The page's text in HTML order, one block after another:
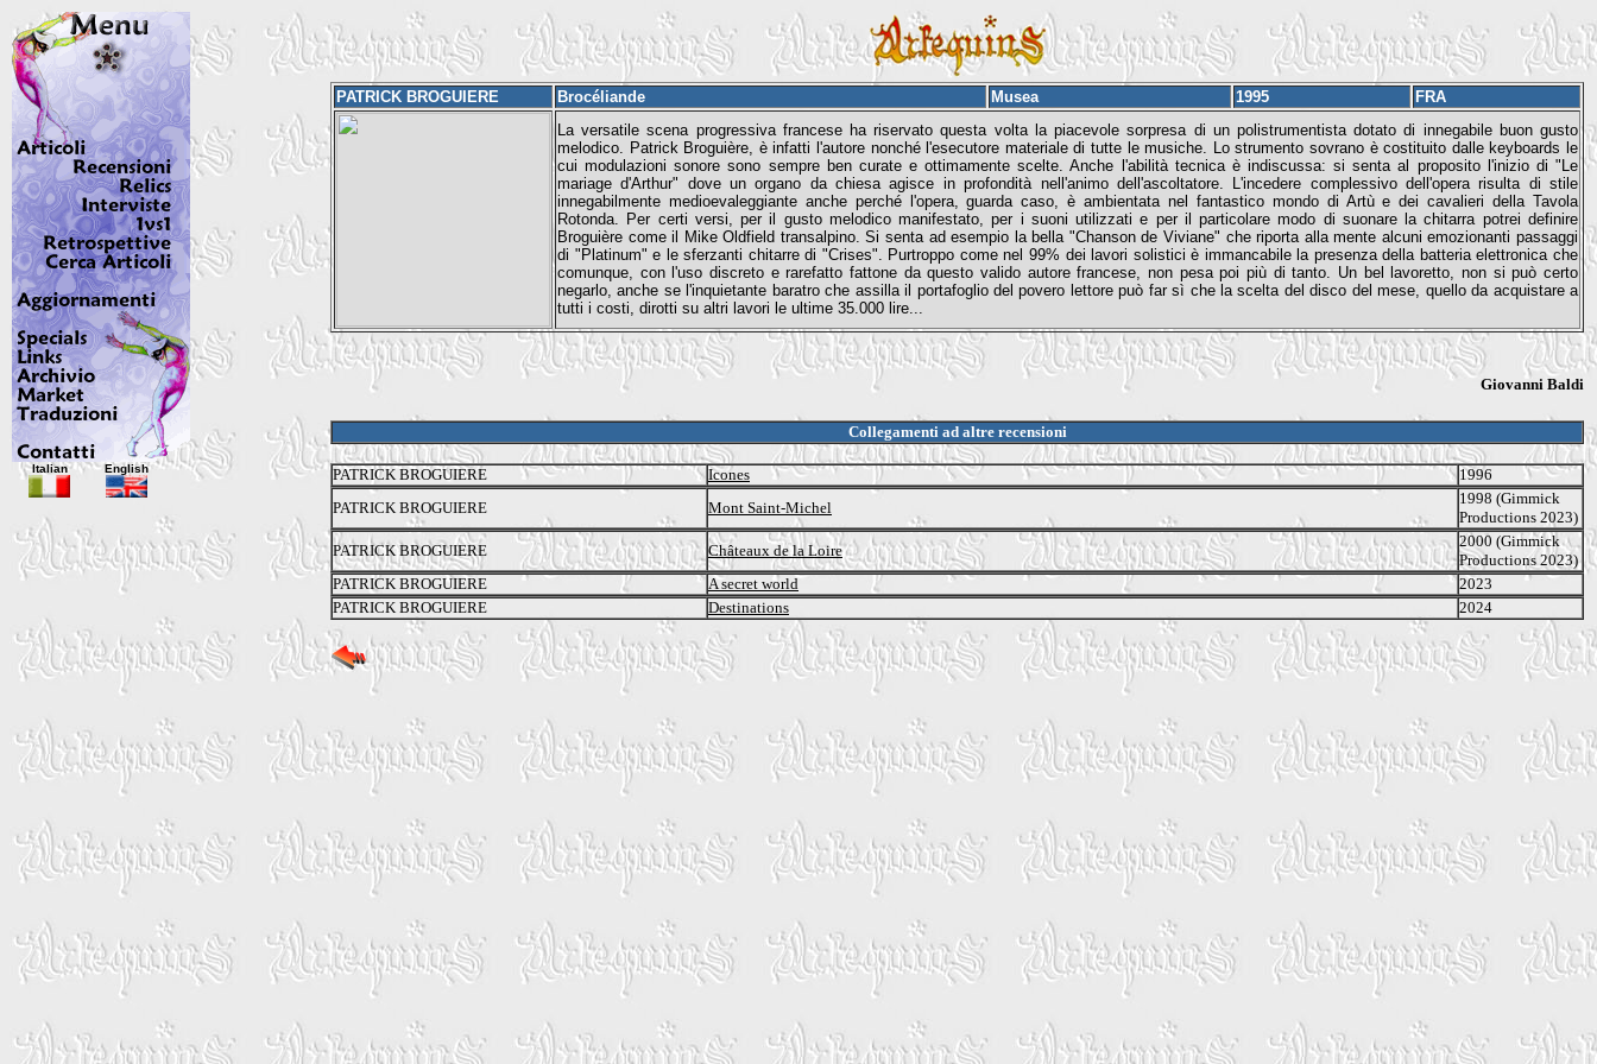
PATRICK BROGUIERE Brocéliande Musea 1995
FRA
La versatile scena progressiva francese ha riservato questa volta la piacevole sorpresa di un polistrumentista dotato di innegabile buon gusto
melodico. Patrick Broguière, è infatti l'autore nonché l'esecutore materiale di tutte le musiche. Lo strumento sovrano è costituito dalle keyboards le
cui modulazioni sonore sono sempre ben curate e ottimamente scelte. Anche l'abilità tecnica è indiscussa: si senta al proposito l'inizio di "Le
mariage d'Arthur" dove un organo da chiesa agisce in profondità nell'animo dell'ascoltatore. L'incedere complessivo dell'opera risulta di stile
innegabilmente medioevaleggiante anche perché l'opera, guarda caso, è ambientata nel fantastico mondo di Artù e dei cavalieri della Tavola
Rotonda. Per certi versi, per il gusto melodico manifestato, per i suoni utilizzati e per il particolare modo di suonare la chitarra potrei definire
Broguière come il Mike Oldfield transalpino. Si senta ad esempio la bella "Chanson de Viviane" che riporta alla mente alcuni emozionanti passaggi
di "Platinum" e le sferzanti chitarre di "Crises". Purtroppo come nel 99% dei lavori solistici è immancabile la presenza della batteria elettronica che
comunque, con l'uso discreto e rarefatto fattone da questo valido autore francese, non pesa poi più di tanto. Un bel lavoretto, non si può certo
negarlo, anche se l'inquietante baratro che assilla il portafoglio del povero lettore può far sì che la scelta del disco del mese, quello da acquistare a
tutti i costi, dirotti su altri lavori le ultime 35.000 lire...
Giovanni Baldi
Collegamenti ad altre recensioni
PATRICK BROGUIERE Icones
1996
PATRICK BROGUIERE
Mont Saint-Michel
1998 (Gimmick
Productions 2023)
PATRICK BROGUIERE
Châteaux de la Loire
2000 (Gimmick
Productions 2023)
PATRICK BROGUIERE
A secret world
2023
PATRICK BROGUIERE
Destinations 2024
Italian English